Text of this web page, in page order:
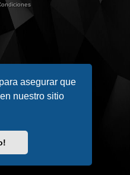
asegurar que
nuestro sitio